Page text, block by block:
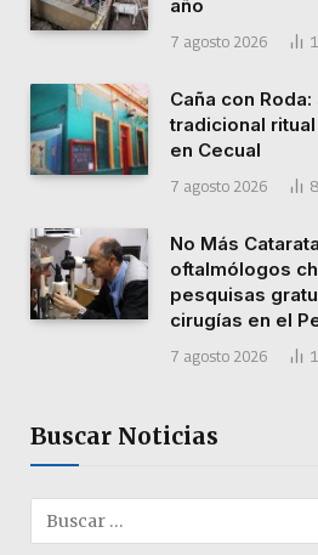
año
7 agosto 2026
Caña con
tradicional
en Cecual
7 agosto 2026 8
No Más
oftalmólogos
pesquisas
cirugías en el
7 agosto 2026
Buscar Noticias